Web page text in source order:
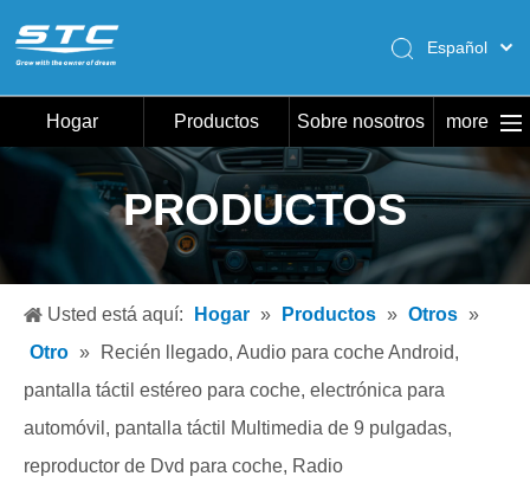
Hogar
Productos
Sobre nosotros
Descargar
Noticias
Contáctenos
Español
Pусский
Português
Hogar Productos Sobre nosotros more
PRODUCTOS
Usted está aquí: Hogar » Productos » Otros »
Otro »
Recién llegado, Audio para coche Android,
pantalla táctil estéreo para coche, electrónica para
automóvil, pantalla táctil Multimedia de 9 pulgadas,
reproductor de Dvd para coche, Radio